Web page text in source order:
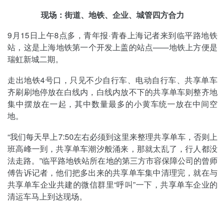
现场：街道、地铁、企业、城管四方合力
9月15日上午8点多，青年报·青春上海记者来到临平路地铁
站，这是上海地铁第一个开发上盖的站点——地铁上方便是
瑞虹新城二期。
走出地铁4号口，只见不少自行车、电动自行车、共享单车
齐刷刷地停放在白线内，白线内放不下的共享单车则整齐地
集中摆放在一起，其中数量最多的小黄车统一放在中间空
地。
“我们每天早上7:50左右必须到这里来整理共享单车，否则上
班高峰一到，共享单车潮汐般涌来，那就太乱了，行人都没
法走路。”临平路地铁站所在地的第三方市容保障公司的曾师
傅告诉记者，他们把多出来的共享单车集中清理完，就在与
共享单车企业共建的微信群里“呼叫”一下，共享单车企业的
清运车马上到达现场。